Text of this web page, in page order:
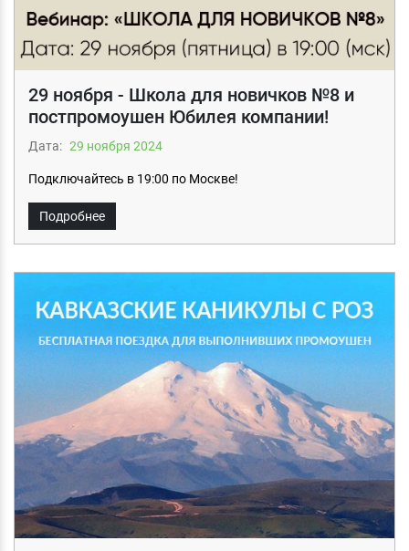
29 ноября - Школа для новичков №8 и
постпромоушен Юбилея компании!
Дата: 29 ноября 2024
Подключайтесь в 19:00 по Москве!
Подробнее